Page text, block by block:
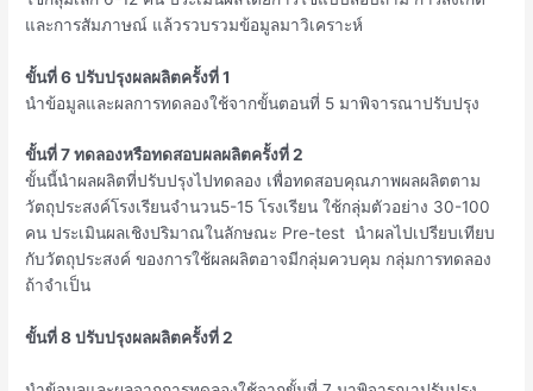
และการสัมภาษณ์ แล้วรวบรวมข้อมูลมาวิเคราะห์
ขั้นที่ 6 ปรับปรุงผลผลิตครั้งที่ 1
นำข้อมูลและผลการทดลองใช้จากขั้นตอนที่ 5 มาพิจารณาปรับปรุง
ขั้นที่ 7 ทดลองหรือทดสอบผลผลิตครั้งที่ 2
ขั้นนี้นำผลผลิตที่ปรับปรุงไปทดลอง เพื่อทดสอบคุณภาพผลผลิตตาม
วัตถุประสงค์โรงเรียนจำนวน5-15 โรงเรียน ใช้กลุ่มตัวอย่าง 30-100
คน ประเมินผลเชิงปริมาณในลักษณะ Pre-test นำผลไปเปรียบเทียบ
กับวัตถุประสงค์ ของการใช้ผลผลิตอาจมีกลุ่มควบคุม กลุ่มการทดลอง
ถ้าจำเป็น
ขั้นที่ 8 ปรับปรุงผลผลิตครั้งที่ 2